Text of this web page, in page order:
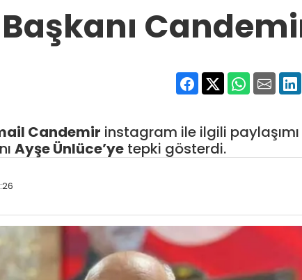
Başkanı
Candemir instagram ile ilgili
Ayşe Ünlüce’ye tepki gösterdi.